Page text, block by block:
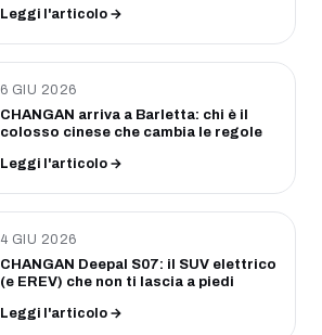
Leggi l'articolo →
6 GIU 2026
CHANGAN arriva a Barletta: chi è il
colosso cinese che cambia le regole
Leggi l'articolo →
4 GIU 2026
CHANGAN Deepal S07: il SUV elettrico
(e EREV) che non ti lascia a piedi
Leggi l'articolo →